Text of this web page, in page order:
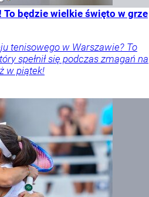
To będzie wielkie święto w grze
tenisowego w Warszawie? To
spełnił się podczas zmagań na
w piątek!